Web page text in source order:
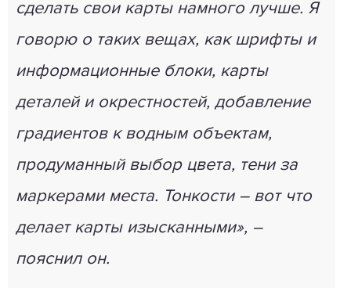
сделать свои карты намного лучше. Я
говорю о таких вещах, как шрифты и
информационные блоки, карты
деталей и окрестностей, добавление
градиентов к водным объектам,
продуманный выбор цвета, тени за
маркерами места. Тонкости – вот что
делает карты изысканными», –
пояснил он.